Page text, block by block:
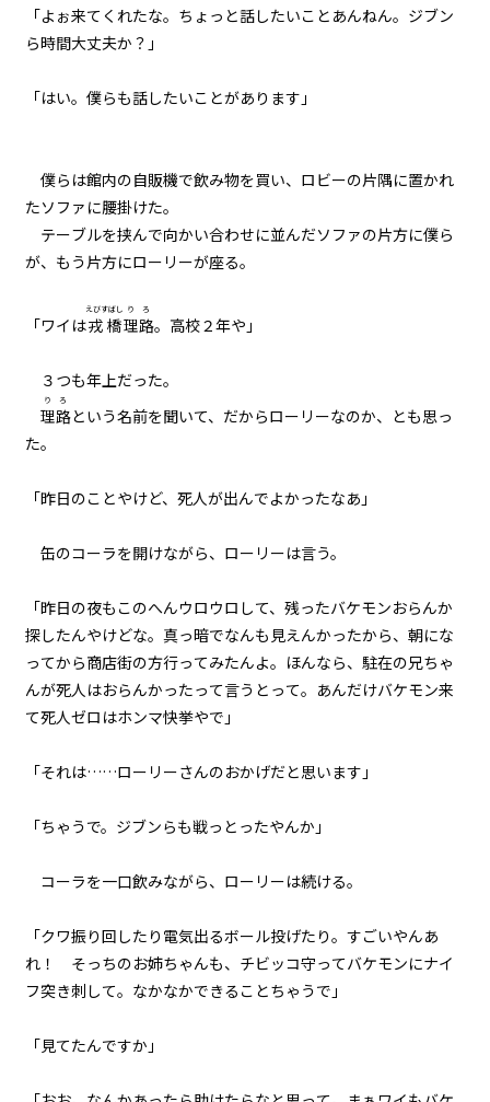
検証と代償
大人のやり方
昨日の僕らを超えていけ
046
８月１４日：村祭当日
８月１４日：秒殺作戦
８月１４日：ゴーレム
８月１４日：ゴーレム×４
050
051
歴史から消された場所
052
仇
055
８月２４日：Null
「よぉ来てくれたな。ちょっと話したいことあんねん。ジブン
ら時間大丈夫か？」
「――はい。僕らも話したいことがあります」
僕らは館内の自販機で飲み物を買い、ロビーの片隅に置かれ
たソファに腰掛けた。
テーブルを挟んで向かい合わせに並んだソファの片方に僕ら
が、もう片方にローリーが座る。
「ワイは戎橋
えびすばし
理路
りろ
。高校２年や」
３つも年上だった。
理路
りろ
という名前を聞いて、だからローリーなのか、とも思っ
た。
「昨日のことやけど、死人が出んでよかったなあ」
缶のコーラを開けながら、ローリーは言う。
「昨日の夜もこのへんウロウロして、残ったバケモンおらんか
探したんやけどな。真っ暗でなんも見えんかったから、朝にな
ってから商店街の方行ってみたんよ。ほんなら、駐在の兄ちゃ
んが死人はおらんかったって言うとって。あんだけバケモン来
て死人ゼロはホンマ快挙やで」
「それは……ローリーさんのおかげだと思います」
「ちゃうで。ジブンらも戦っとったやんか」
コーラを一口飲みながら、ローリーは続ける。
「クワ振り回したり電気出るボール投げたり。すごいやんあ
れ！ そっちのお姉ちゃんも、チビッコ守ってバケモンにナイ
フ突き刺して。なかなかできることちゃうで」
「見てたんですか」